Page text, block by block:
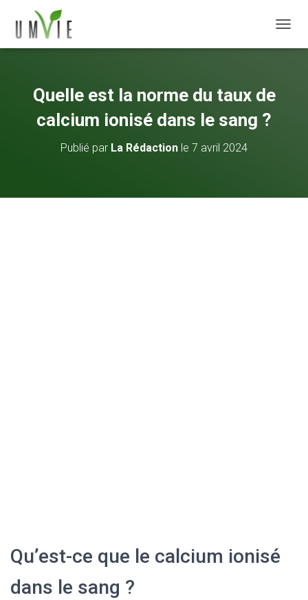
Quelle est la norme du taux de
calcium ionisé dans le sang ?
Publié par La Rédaction le 7 avril 2024
Qu’est-ce que le calcium ionisé
dans le sang ?